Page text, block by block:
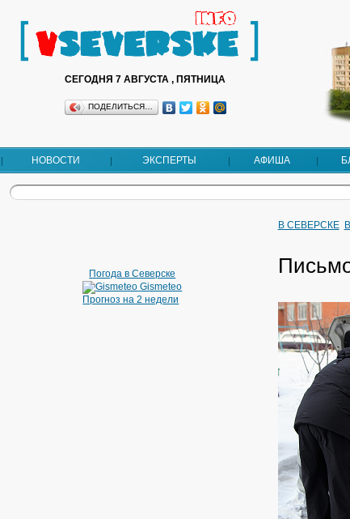
СЕГОДНЯ 7 АВГУСТА , ПЯТНИЦА
ПОДЕЛИТЬСЯ…
НОВОСТИ ЭКСПЕРТЫ АФИША
Погода в Северске
Gismeteo
Прогноз на 2 недели
В СЕВЕРСКЕ